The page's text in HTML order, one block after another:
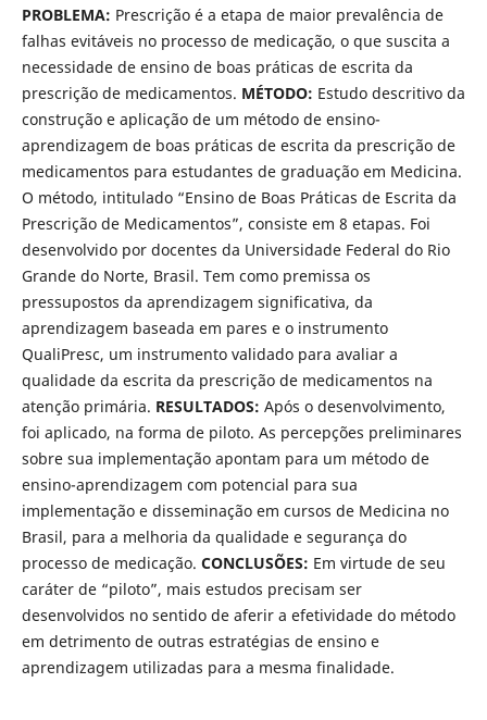
PROBLEMA: Prescrição é a etapa de maior prevalência de
falhas evitáveis no processo de medicação, o que suscita a
necessidade de ensino de boas práticas de escrita da
prescrição de medicamentos. MÉTODO: Estudo descritivo da
construção e aplicação de um método de ensino-
aprendizagem de boas práticas de escrita da prescrição de
medicamentos para estudantes de graduação em Medicina.
O método, intitulado “Ensino de Boas Práticas de Escrita da
Prescrição de Medicamentos”, consiste em 8 etapas. Foi
desenvolvido por docentes da Universidade Federal do Rio
Grande do Norte, Brasil. Tem como premissa os
pressupostos da aprendizagem significativa, da
aprendizagem baseada em pares e o instrumento
QualiPresc, um instrumento validado para avaliar a
qualidade da escrita da prescrição de medicamentos na
atenção primária. RESULTADOS: Após o desenvolvimento,
foi aplicado, na forma de piloto. As percepções preliminares
sobre sua implementação apontam para um método de
ensino-aprendizagem com potencial para sua
implementação e disseminação em cursos de Medicina no
Brasil, para a melhoria da qualidade e segurança do
processo de medicação. CONCLUSÕES: Em virtude de seu
caráter de “piloto”, mais estudos precisam ser
desenvolvidos no sentido de aferir a efetividade do método
em detrimento de outras estratégias de ensino e
aprendizagem utilizadas para a mesma finalidade.